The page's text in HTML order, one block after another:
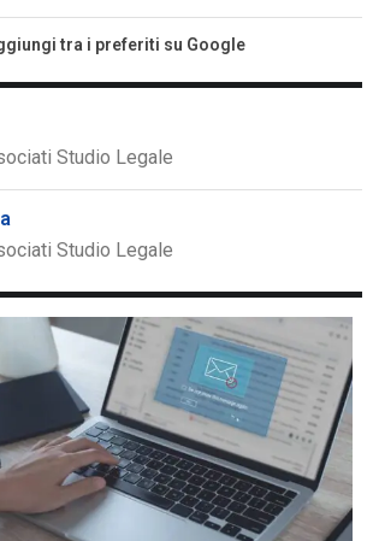
tra i preferiti su Google
Studio Legale
Studio Legale